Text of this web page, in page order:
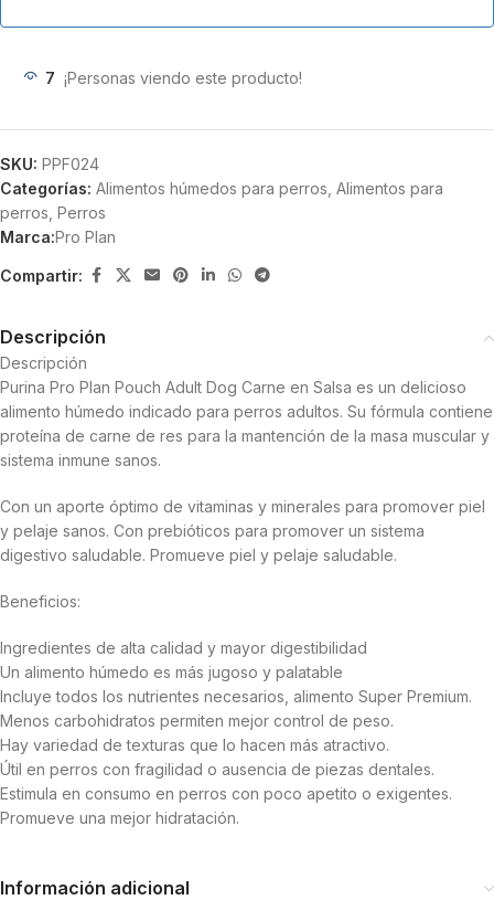
7 ¡Personas viendo este producto!
SKU: PPF024
Categorías: Alimentos húmedos para perros Alimentos para
perros Perros
Marca:Pro Plan
Compartir:
Descripción
Descripción
Purina Pro Plan Pouch Adult Dog Carne en Salsa es un delicioso
alimento húmedo indicado para perros adultos. Su fórmula contiene
proteína de carne de res para la mantención de la masa muscular y
sistema inmune sanos.
Con un aporte óptimo de vitaminas y minerales para promover piel
y pelaje sanos. Con prebióticos para promover un sistema
digestivo saludable. Promueve piel y pelaje saludable.
Beneficios:
Ingredientes de alta calidad y mayor digestibilidad
Un alimento húmedo es más jugoso y palatable
Incluye todos los nutrientes necesarios, alimento Super Premium.
Menos carbohidratos permiten mejor control de peso.
Hay variedad de texturas que lo hacen más atractivo.
Útil en perros con fragilidad o ausencia de piezas dentales.
Estimula en consumo en perros con poco apetito o exigentes.
Promueve una mejor hidratación.
Información adicional